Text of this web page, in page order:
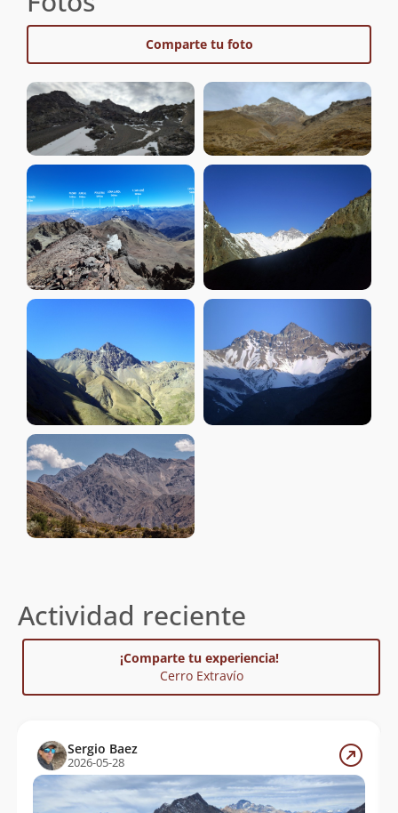
Comparte tu foto
Actividad reciente
¡Comparte tu experiencia!
Cerro Extravío
Sergio Baez
2026-05-28